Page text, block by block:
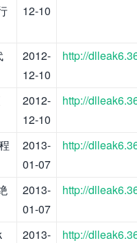
12-10
2012-
12-10
http://
2012-
12-10
http://
2013-
01-07
http://
2013-
01-07
http://
2013-
http://